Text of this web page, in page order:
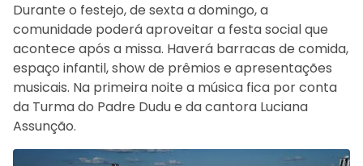
Durante o festejo, de sexta a domingo, a
comunidade poderá aproveitar a festa social que
acontece após a missa. Haverá barracas de comida,
espaço infantil, show de prêmios e apresentações
musicais. Na primeira noite a música fica por conta
da Turma do Padre Dudu e da cantora Luciana
Assunção.